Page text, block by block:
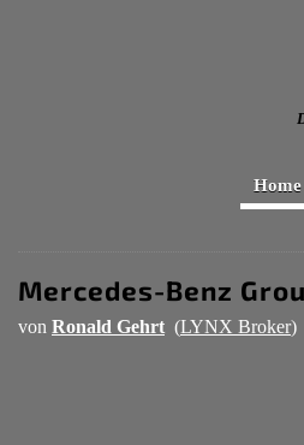
Home
Mercedes-Benz
von Ronald Gehrt (LYNX Broker)